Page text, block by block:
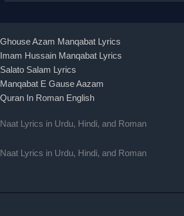
Ghouse Azam Manqabat Lyrics
Imam Hussain Manqabat Lyrics
Salato Salam Lyrics
Manqabat E Gause Aazam
Quran In Roman English
Naat Lyrics in Urdu, Hindi, and Roman
Naat Lyrics in Urdu, Hindi, and Roman